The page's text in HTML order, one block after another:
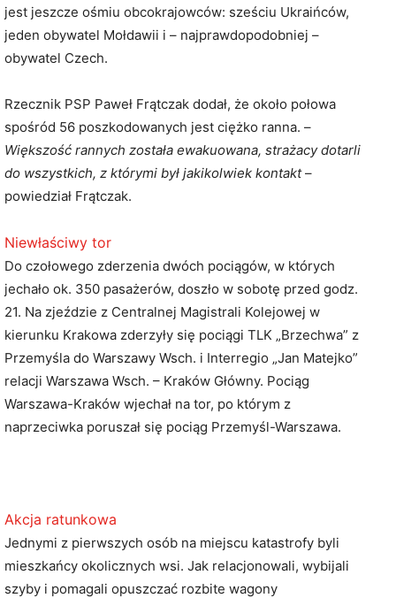
jest jeszcze ośmiu obcokrajowców: sześciu Ukraińców,
jeden obywatel Mołdawii i – najprawdopodobniej –
obywatel Czech.
Rzecznik PSP Paweł Frątczak dodał, że około połowa
spośród 56 poszkodowanych jest ciężko ranna. –
Większość rannych została ewakuowana, strażacy dotarli
do wszystkich, z którymi był jakikolwiek kontakt–
powiedział Frątczak.
Niewłaściwy tor
Do czołowego zderzenia dwóch pociągów, w których
jechało ok. 350 pasażerów, doszło w sobotę przed godz.
21. Na zjeździe z Centralnej Magistrali Kolejowej w
kierunku Krakowa zderzyły się pociągi TLK „Brzechwa” z
Przemyśla do Warszawy Wsch. i Interregio „Jan Matejko”
relacji Warszawa Wsch. – Kraków Główny. Pociąg
Warszawa-Kraków wjechał na tor, po którym z
naprzeciwka poruszał się pociąg Przemyśl-Warszawa.
Akcja ratunkowa
Jednymi z pierwszych osób na miejscu katastrofy byli
mieszkańcy okolicznych wsi. Jak relacjonowali, wybijali
szyby i pomagali opuszczać rozbite wagony